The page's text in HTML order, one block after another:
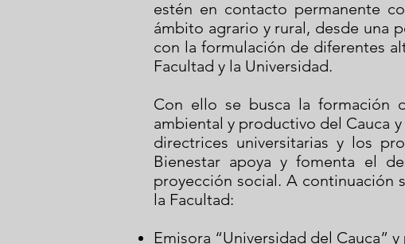
estén en contacto permanente
ámbito agrario y rural, desde una
con la formulación de diferentes
Facultad y la Universidad.
Con ello se busca la formación
ambiental y productivo del Cauca
directrices universitarias y los
Bienestar apoya y fomenta el
proyección social. A continuación
la Facultad:
Emisora “Universidad del Cauca”